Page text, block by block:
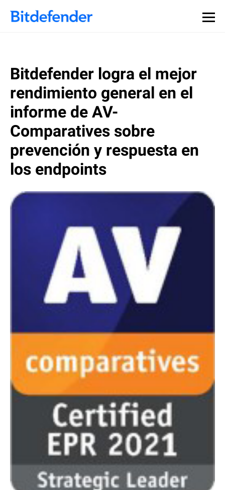
Bitdefender logra el mejor
rendimiento general en el
informe de AV-
Comparatives sobre
prevención y respuesta en
los endpoints